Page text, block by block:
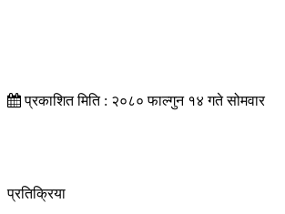
प्रकाशित मिति : २०८० फाल्गुन १४ गते सोमवार
प्रतिक्रिया